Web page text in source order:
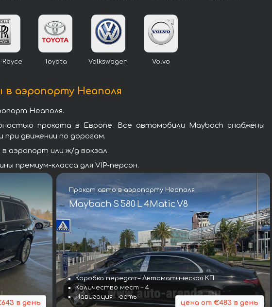
Royce Toyota Volkswagen Volvo
аэропорту Неаполя
Неаполя.
проката в Европе. Все автомобили Maybach снабжены
движении по дорогам.
аэропорт или ж/д вокзал.
премиум-класса для VIP-персон.
в день
Прокат авто в аэропорту Неаполя
Maybach S 580 L 4Matic V8
Коробка передач – Автоматическая КП
Количество мест – 4
Навигация – есть
цена от €483 в день